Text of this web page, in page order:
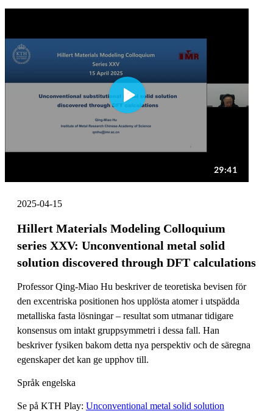
2025-04-15
Hillert Materials Modeling Colloquium
series XXV: Unconventional metal solid
solution discovered through DFT calculations
Professor Qing-Miao Hu beskriver de teoretiska bevisen för
den excentriska positionen hos upplösta atomer i utspädda
metalliska fasta lösningar – resultat som utmanar tidigare
konsensus om intakt gruppsymmetri i dessa fall. Han
beskriver fysiken bakom detta nya perspektiv och de säregna
egenskaper det kan ge upphov till.
Språk engelska
Se på KTH Play: Unconventional metal solid solution